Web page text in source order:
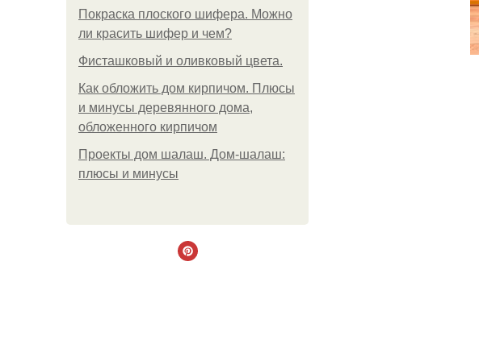
Покраска плоского шифера. Можно
ли красить шифер и чем?
Фисташковый и оливковый цвета.
Как обложить дом кирпичом. Плюсы
и минусы деревянного дома,
обложенного кирпичом
Проекты дом шалаш. Дом-шалаш:
плюсы и минусы